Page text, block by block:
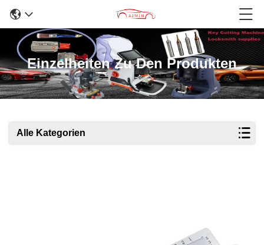
Einzelheiten Zu Den Produkten
Alle Kategorien